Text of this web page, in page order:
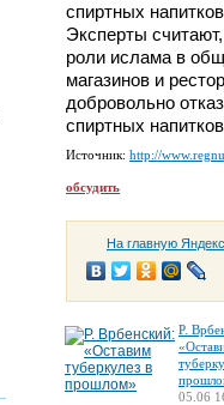
спиртных
Эксперты
роли ислама в
магазинов и
добровольно
спиртных
Источник: http://
обсудить
На главную
Р.
05.06